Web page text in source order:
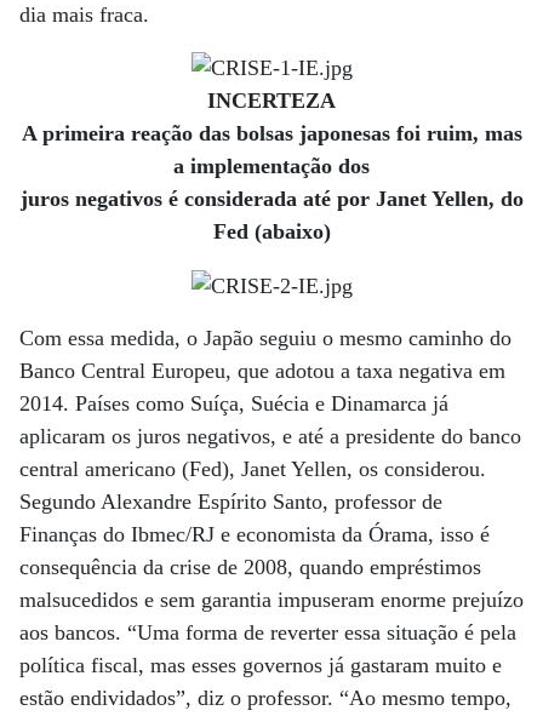
dia mais fraca.
INCERTEZA
A primeira reação das bolsas japonesas foi ruim, mas
a implementação dos
juros negativos é considerada até por Janet Yellen, do
Fed (abaixo)
Com essa medida, o Japão seguiu o mesmo caminho do
Banco Central Europeu, que adotou a taxa negativa em
2014. Países como Suíça, Suécia e Dinamarca já
aplicaram os juros negativos, e até a presidente do banco
central americano (Fed), Janet Yellen, os considerou.
Segundo Alexandre Espírito Santo, professor de
Finanças do Ibmec/RJ e economista da Órama, isso é
consequência da crise de 2008, quando empréstimos
malsucedidos e sem garantia impuseram enorme prejuízo
aos bancos. “Uma forma de reverter essa situação é pela
política fiscal, mas esses governos já gastaram muito e
estão endividados”, diz o professor. “Ao mesmo tempo,